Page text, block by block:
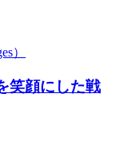
顔にした戦